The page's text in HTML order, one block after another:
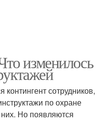
изменилось
сотрудников,
по охране
Но появляются